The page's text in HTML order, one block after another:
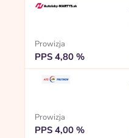
Prowizja
PPS 4,80 %
Prowizja
PPS 4,00 %